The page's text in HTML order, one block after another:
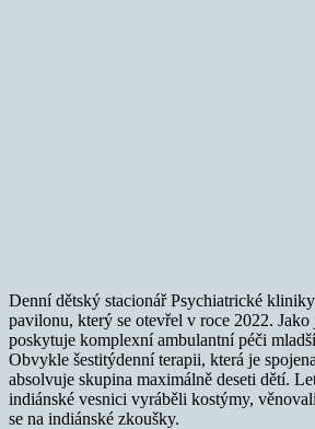
Denní dětský stacionář Psychiatrické
pavilonu, který se otevřel v roce 2022.
poskytuje komplexní ambulantní péči
Obvykle šestitýdenní terapii, která je
absolvuje skupina maximálně deseti dětí.
indiánské vesnici vyráběli kostýmy,
se na indiánské zkoušky.